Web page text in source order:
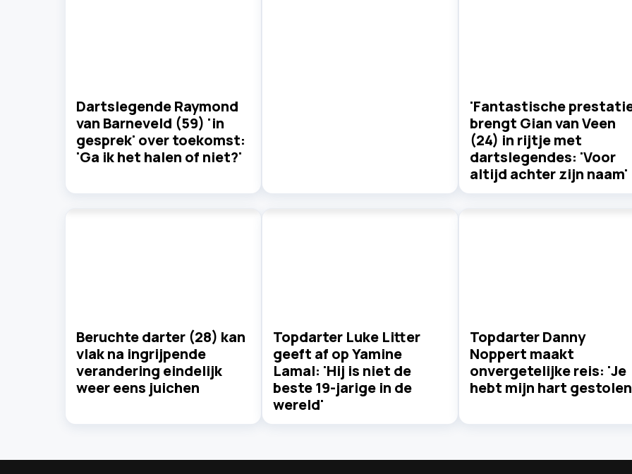
Dartslegende Raymond
van Barneveld (59) 'in
gesprek' over toekomst:
'Ga ik het halen of niet?'
'Fantastische
brengt Gian van Veen
(24) in rijtje met
dartslegendes: 'Voor
altijd achter zijn naam'
Beruchte darter (28) kan
vlak na ingrijpende
verandering eindelijk
weer eens juichen
Topdarter Luke Litter
geeft af op Yamine
Lamal: 'Hij is niet de
beste 19-jarige in de
wereld'
Topdarter Danny
Noppert maakt
onvergetelijke reis: 'Je
hebt mijn hart